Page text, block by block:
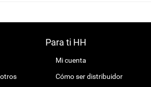
Para ti HH
Mi cuenta
Cómo ser distribuidor